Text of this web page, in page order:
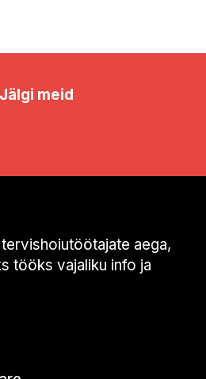
meid
aega,
tööks vajaliku info ja